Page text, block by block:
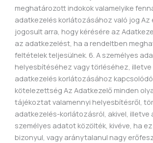
meghatározott indokok valamelyike
adatkezelés korlátozásához való jog
jogosult arra, hogy kérésére az
az adatkezelést, ha a rendeltben
feltételek teljesülnek. 6. A személyes
helyesbítéséhez vagy törléséhez, illetve
adatkezelés korlátozásához
kötelezettség Az Adatkezelő minden
tájékoztat valamennyi helyesbítésről,
adatkezelés-korlátozásról, akivel, illetve
személyes adatot közölték, kivéve, ha
bizonyul, vagy aránytalanul nagy